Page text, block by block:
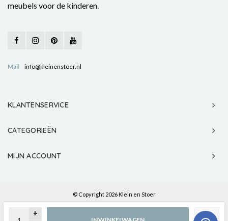
+
meubels voor de kinderen.
Mail info@kleinenstoer.nl
KLANTENSERVICE
CATEGORIEËN
MIJN ACCOUNT
© Copyright 2026 Klein en Stoer